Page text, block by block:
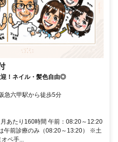
！ネイル・髪色自由◎
急六甲駅から徒歩5分
あたり160時間 午前：08:20～12:20
午前診療のみ（08:20～13:20） ※土
ペ手...